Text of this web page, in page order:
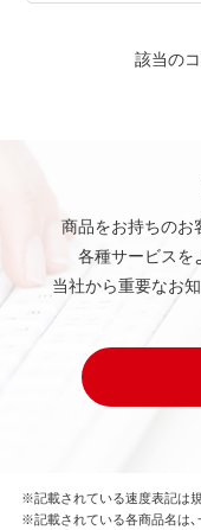
該当の
商品をお持ちのお
各種サービスを
当社から重要なお
※記載されている速度表記は
※記載されている各商品名は